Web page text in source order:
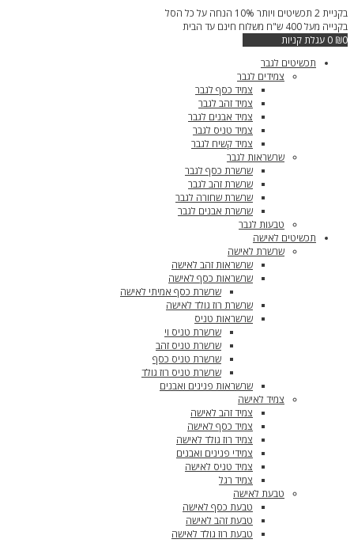
דילוג
לתוכן
בקניית 2 תכשיטים ויותר 10% הנחה על כל הסל
בקנייה מעל 400 ש"ח משלוח חינם עד הבית
₪0
0 עגלת קניות
תכשיטים לגבר
צמידים לגבר
צמיד כסף לגבר
צמיד זהב לגבר
צמיד אבנים לגבר
צמיד טניס לגבר
צמיד קשיח לגבר
שרשראות לגבר
שרשרת כסף לגבר
שרשרת זהב לגבר
שרשרת שחורה לגבר
שרשרת אבנים לגבר
טבעות לגבר
תכשיטים לאישה
שרשרת לאישה
שרשראות זהב לאישה
שרשראות כסף לאישה
שרשרת כסף אמיתי לאישה
שרשרת רוז גולד לאישה
שרשראות טניס
שרשרת טניס וי
שרשרת טניס זהב
שרשרת טניס כסף
שרשרת טניס רוז גולד
שרשראות פנינים ואבנים
צמיד לאישה
צמיד זהב לאישה
צמיד כסף לאישה
צמיד רוז גולד לאישה
צמידי פנינים ואבנים
צמיד טניס לאישה
צמיד רגל
טבעת לאישה
טבעת כסף לאישה
טבעת זהב לאישה
טבעת רוז גולד לאישה